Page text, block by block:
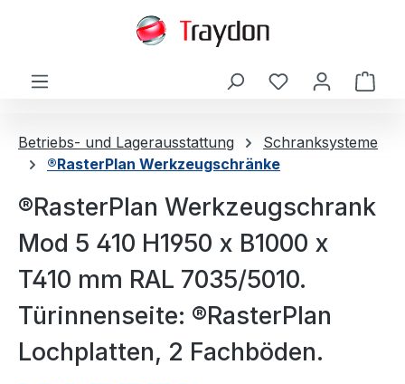
Betriebs- und Lagerausstattung
Schranksysteme
®RasterPlan Werkzeugschränke
®RasterPlan Werkzeugschrank
Mod 5 410 H1950 x B1000 x
T410 mm RAL 7035/5010.
Türinnenseite: ®RasterPlan
Lochplatten, 2 Fachböden.